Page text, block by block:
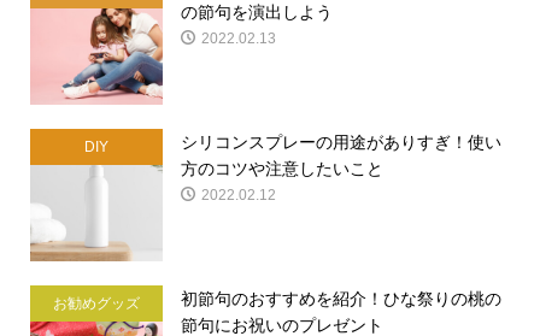
の節句を演出しよう
2022.02.13
DIY
シリコンスプレーの用途がありすぎ！使い
方のコツや注意したいこと
2022.02.12
お勧めグッズ
初節句のおすすめを紹介！ひな祭りの桃の
節句にお祝いのプレゼント